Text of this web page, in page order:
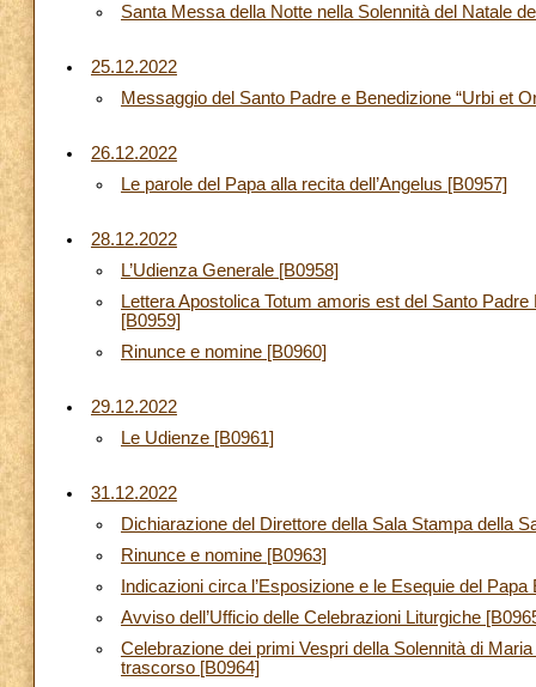
Santa Messa della Notte nella Solennità del Natale
25.12.2022
Messaggio del Santo Padre e Benedizione “Urbi et
26.12.2022
Le parole del Papa alla recita dell’Angelus [B0957]
28.12.2022
L’Udienza Generale [B0958]
Lettera Apostolica Totum amoris est del Santo
[B0959]
Rinunce e nomine [B0960]
29.12.2022
Le Udienze [B0961]
31.12.2022
Dichiarazione del Direttore della Sala Stampa della
Rinunce e nomine [B0963]
Indicazioni circa l’Esposizione e le Esequie del
Avviso dell’Ufficio delle Celebrazioni Liturgiche
Celebrazione dei primi Vespri della Solennità di
trascorso [B0964]